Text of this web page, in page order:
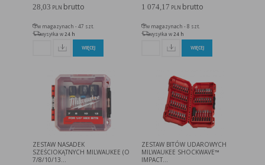
28,03 PLN brutto
w magazynach - 47 szt.
wysyłka w24 h
WIĘCEJ
1 074,17 PLN brutto
w magazynach - 8 szt.
wysyłka w24 h
WIĘCEJ
ZESTAW NASADEK
SZEŚCIOKĄTNYCH MILWAUKEE (O
7/8/10/13...
ZESTAW BITÓW UDAROWYCH
MILWAUKEE SHOCKWAVE™
IMPACT...